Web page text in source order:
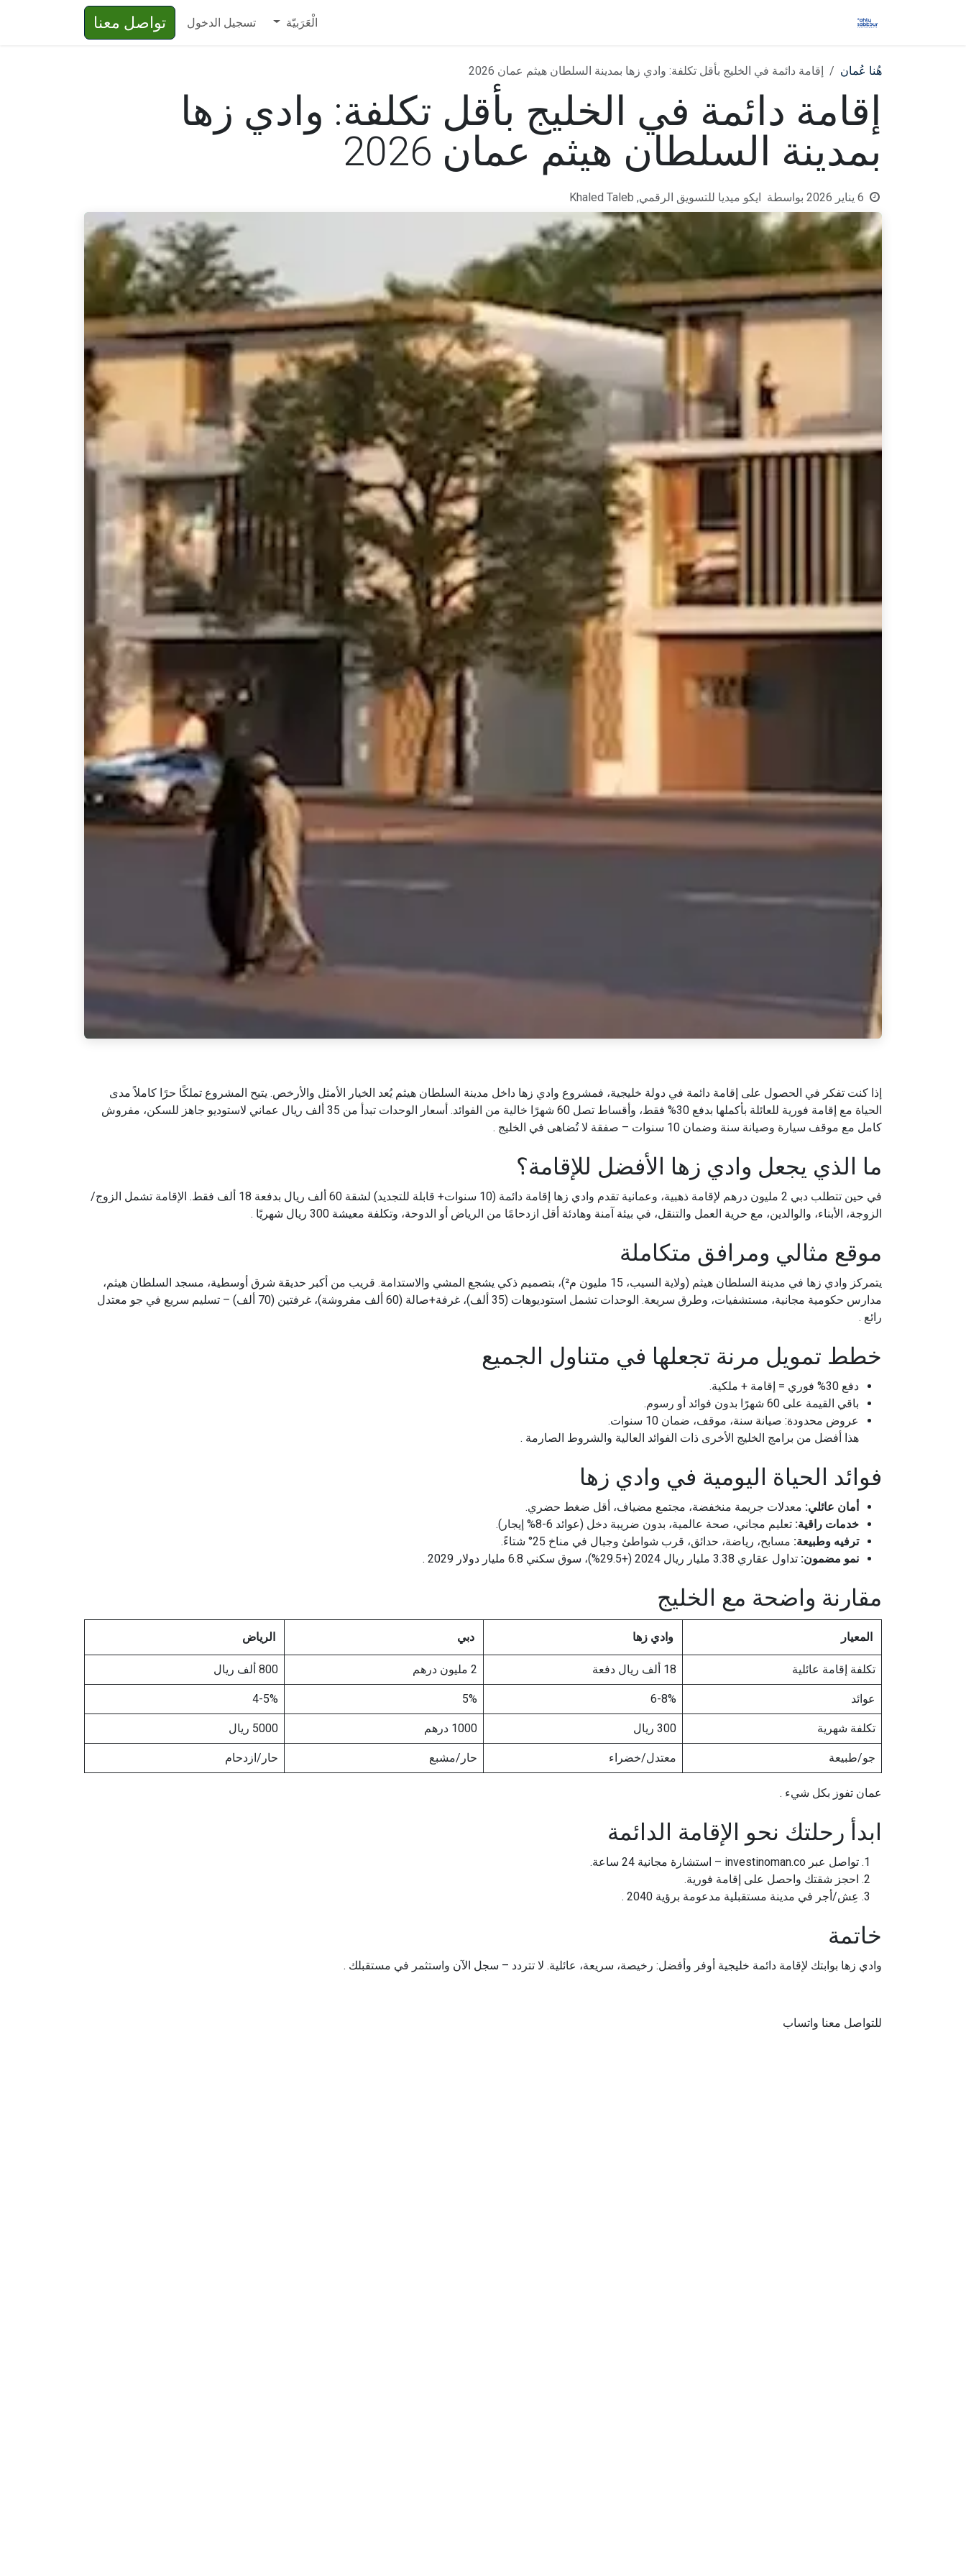
الْعَرَبيّة تسجيل الدخول تواصل معنا
هُنا عُمان إقامة دائمة في الخليج بأقل تكلفة: وادي زها بمدينة السلطان هيثم عمان 2026
إقامة دائمة في الخليج بأقل تكلفة: وادي زها
بمدينة السلطان هيثم عمان 2026
6 يناير 2026 بواسطة ايكو ميديا للتسويق الرقمي, Khaled Taleb
إذا كنت تفكر في الحصول على إقامة دائمة في دولة خليجية، فمشروع وادي زها داخل مدينة السلطان هيثم يُعد الخيار الأمثل والأرخص. يتيح المشروع تملكًا حرًا كاملاً مدى
الحياة مع إقامة فورية للعائلة بأكملها بدفع 30% فقط، وأقساط تصل 60 شهرًا خالية من الفوائد. أسعار الوحدات تبدأ من 35 ألف ريال عماني لاستوديو جاهز للسكن، مفروش
كامل مع موقف سيارة وصيانة سنة وضمان 10 سنوات – صفقة لا تُضاهى في الخليج .
ما الذي يجعل وادي زها الأفضل للإقامة؟
في حين تتطلب دبي 2 مليون درهم لإقامة ذهبية، وعمانية تقدم وادي زها إقامة دائمة (10 سنوات+ قابلة للتجديد) لشقة 60 ألف ريال بدفعة 18 ألف فقط. الإقامة تشمل الزوج/
الزوجة، الأبناء، والوالدين، مع حرية العمل والتنقل، في بيئة آمنة وهادئة أقل ازدحامًا من الرياض أو الدوحة، وتكلفة معيشة 300 ريال شهريًا .
موقع مثالي ومرافق متكاملة
يتمركز وادي زها في مدينة السلطان هيثم (ولاية السيب، 15 مليون م²)، بتصميم ذكي يشجع المشي والاستدامة. قريب من أكبر حديقة شرق أوسطية، مسجد السلطان هيثم،
مدارس حكومية مجانية، مستشفيات، وطرق سريعة. الوحدات تشمل استوديوهات (35 ألف)، غرفة+صالة (60 ألف مفروشة)، غرفتين (70 ألف) – تسليم سريع في جو معتدل
رائع .
خطط تمويل مرنة تجعلها في متناول الجميع
دفع 30% فوري = إقامة + ملكية.
باقي القيمة على 60 شهرًا بدون فوائد أو رسوم.
عروض محدودة: صيانة سنة، موقف، ضمان 10 سنوات.
هذا أفضل من برامج الخليج الأخرى ذات الفوائد العالية والشروط الصارمة .
فوائد الحياة اليومية في وادي زها
أمان عائلي: معدلات جريمة منخفضة، مجتمع مضياف، أقل ضغط حضري.
خدمات راقية: تعليم مجاني، صحة عالمية، بدون ضريبة دخل (عوائد 6-8% إيجار).
ترفيه وطبيعة: مسابح، رياضة، حدائق، قرب شواطئ وجبال في مناخ 25° شتاءً.
نمو مضمون: تداول عقاري 3.38 مليار ريال 2024 (+29.5%)، سوق سكني 6.8 مليار دولار 2029 .
مقارنة واضحة مع الخليج
المعيار وادي زها دبي الرياض
تكلفة إقامة عائلية 18 ألف ريال دفعة 2 مليون درهم 800 ألف ريال
عوائد 6-8%
5%
4-5%
تكلفة شهرية 300 ريال 1000 درهم 5000 ريال
جو/طبيعة معتدل/خضراء حار/مشبع حار/ازدحام
عمان تفوز بكل شيء .
ابدأ رحلتك نحو الإقامة الدائمة
تواصل عبر investinoman.co – استشارة مجانية 24 ساعة.
احجز شقتك واحصل على إقامة فورية.
عِش/أجر في مدينة مستقبلية مدعومة برؤية 2040 .
خاتمة
وادي زها بوابتك لإقامة دائمة خليجية أوفر وأفضل: رخيصة، سريعة، عائلية. لا تتردد – سجل الآن واستثمر في مستقبلك .
للتواصل معنا واتساب